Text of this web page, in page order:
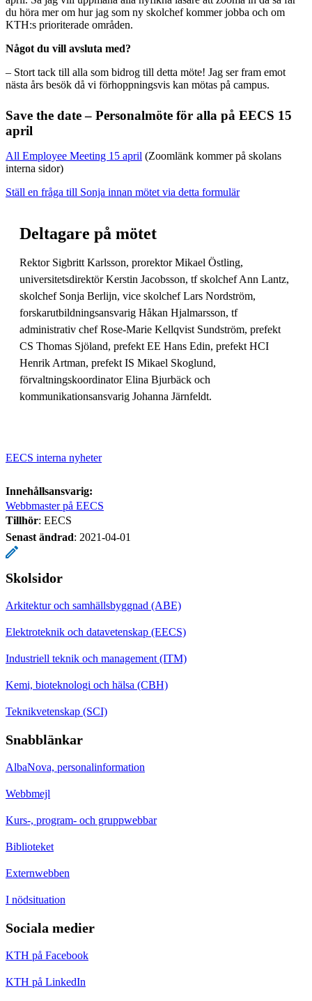
du höra mer om hur jag som ny skolchef kommer jobba och om
KTH:s prioriterade områden.
Något du vill avsluta med?
– Stort tack till alla som bidrog till detta möte! Jag ser fram emot
nästa års besök då vi förhoppningsvis kan mötas på campus.
Save the date – Personalmöte för alla på EECS 15
april
All Employee Meeting 15 april (Zoomlänk kommer på skolans
interna sidor)
Ställ en fråga till Sonja innan mötet via detta formulär
Deltagare på mötet
Rektor Sigbritt Karlsson, prorektor Mikael Östling,
universitetsdirektör Kerstin Jacobsson, tf skolchef Ann Lantz,
skolchef Sonja Berlijn, vice skolchef Lars Nordström,
forskarutbildningsansvarig Håkan Hjalmarsson, tf
administrativ chef Rose-Marie Kellqvist Sundström, prefekt
CS Thomas Sjöland, prefekt EE Hans Edin, prefekt HCI
Henrik Artman, prefekt IS Mikael Skoglund,
förvaltningskoordinator Elina Bjurbäck och
kommunikationsansvarig Johanna Järnfeldt.
EECS interna nyheter
Innehållsansvarig:
Webbmaster på EECS
Tillhör: EECS
Senast ändrad: 2021-04-01
Skolsidor
Arkitektur och samhällsbyggnad (ABE)
Elektroteknik och datavetenskap (EECS)
Industriell teknik och management (ITM)
Kemi, bioteknologi och hälsa (CBH)
Teknikvetenskap (SCI)
Snabblänkar
AlbaNova, personalinformation
Webbmejl
Kurs-, program- och gruppwebbar
Biblioteket
Externwebben
I nödsituation
Sociala medier
KTH på Facebook
KTH på LinkedIn